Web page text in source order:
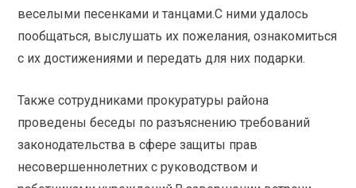
веселыми песенками и танцами.С ними удалось
пообщаться, выслушать их пожелания, ознакомиться
с их достижениями и передать для них подарки.
Также сотрудниками прокуратуры района
проведены беседы по разъяснению требований
законодательства в сфере защиты прав
несовершеннолетних с руководством и